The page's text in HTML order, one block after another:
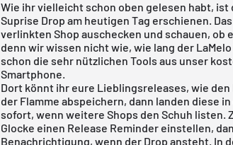
Wie ihr vielleicht schon oben gelesen habt, ist
Suprise Drop am heutigen Tag erschienen.
verlinkten Shop auschecken und schauen, ob
denn wir wissen nicht wie, wie lang der
schon die sehr nützlichen Tools aus unser
Smartphone.
Dort könnt ihr eure Lieblingsreleases, wie den
der Flamme abspeichern, dann landen diese
sofort, wenn weitere Shops den Schuh listen.
Glocke einen Release Reminder einstellen,
Benachrichtigung, wenn der Drop ansteht. In